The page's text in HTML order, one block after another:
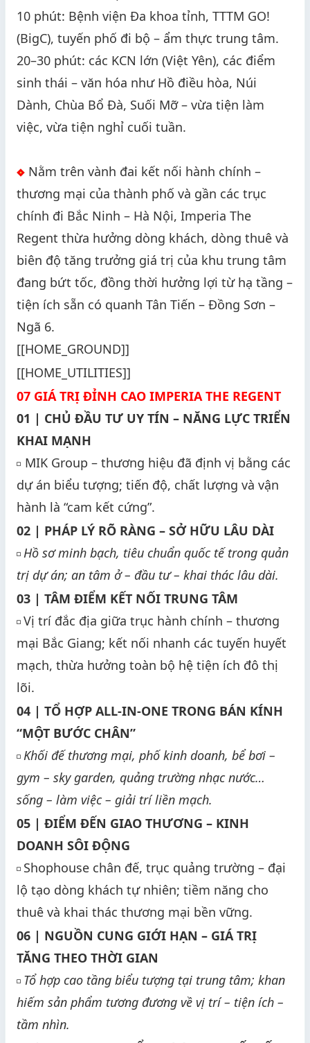
10 phút: Bệnh viện Đa khoa tỉnh, TTTM GO!
(BigC), tuyến phố đi bộ – ẩm thực trung tâm.
20–30 phút: các KCN lớn (Việt Yên), các điểm
sinh thái – văn hóa như Hồ điều hòa, Núi
Dành, Chùa Bổ Đà, Suối Mỡ – vừa tiện làm
việc, vừa tiện nghỉ cuối tuần.
Nằm trên vành đai kết nối hành chính –
thương mại của thành phố và gần các trục
chính đi Bắc Ninh – Hà Nội, Imperia The
Regent thừa hưởng dòng khách, dòng thuê và
biên độ tăng trưởng giá trị của khu trung tâm
đang bứt tốc, đồng thời hưởng lợi từ hạ tầng –
tiện ích sẵn có quanh Tân Tiến – Đồng Sơn –
Ngã 6.
[[HOME_GROUND]]
[[HOME_UTILITIES]]
07 GIÁ TRỊ ĐỈNH CAO IMPERIA THE REGENT
01 | CHỦ ĐẦU TƯ UY TÍN – NĂNG LỰC TRIỂN
KHAI MẠNH
◽ MIK Group – thương hiệu đã định vị bằng các
dự án biểu tượng; tiến độ, chất lượng và vận
hành là “cam kết cứng”.
02 | PHÁP LÝ RÕ RÀNG – SỞ HỮU LÂU DÀI
◽ Hồ sơ minh bạch, tiêu chuẩn quốc tế trong quản
trị dự án; an tâm ở – đầu tư – khai thác lâu dài.
03 | TÂM ĐIỂM KẾT NỐI TRUNG TÂM
◽ Vị trí đắc địa giữa trục hành chính – thương
mại Bắc Giang; kết nối nhanh các tuyến huyết
mạch, thừa hưởng toàn bộ hệ tiện ích đô thị
lõi.
04 | TỔ HỢP ALL-IN-ONE TRONG BÁN KÍNH
“MỘT BƯỚC CHÂN”
◽ Khối đế thương mại, phố kinh doanh, bể bơi –
gym – sky garden, quảng trường nhạc nước…
sống – làm việc – giải trí liền mạch.
05 | ĐIỂM ĐẾN GIAO THƯƠNG – KINH
DOANH SÔI ĐỘNG
◽ Shophouse chân đế, trục quảng trường – đại
lộ tạo dòng khách tự nhiên; tiềm năng cho
thuê và khai thác thương mại bền vững.
06 | NGUỒN CUNG GIỚI HẠN – GIÁ TRỊ
TĂNG THEO THỜI GIAN
◽ Tổ hợp cao tầng biểu tượng tại trung tâm; khan
hiếm sản phẩm tương đương về vị trí – tiện ích –
tầm nhìn.